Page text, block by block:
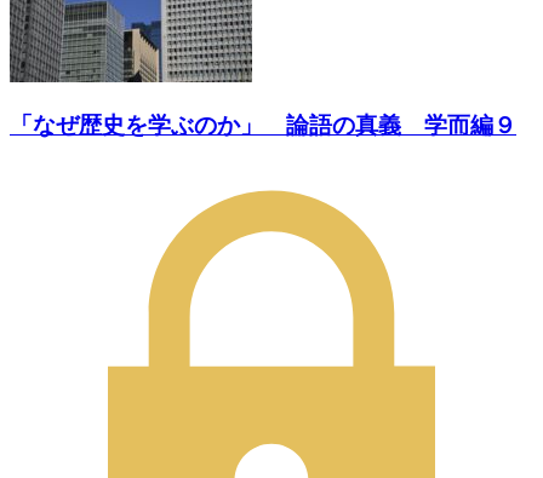
「なぜ歴史を学ぶのか」 論語の真義 学而編９